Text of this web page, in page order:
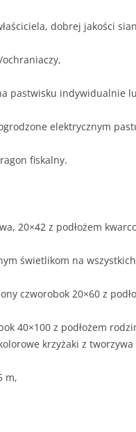
dobrej jakości
pastwisku indywidualnie
elektrycznym
fiskalny.
20×42 z podłożem
świetlikom na
czworobok 20×60 z
40×100 z podłożem
krzyżaki z
m,